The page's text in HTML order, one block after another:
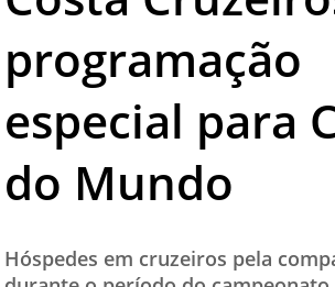
TURISMO SA TV
TESTADO E APROVADO
ÚLTIMAS NOTÍCIAS
PARCEIROS
QUEM SOMOS - EQUIPE
CONTATO
programação
especial para
do Mundo
Hóspedes em cruzeiros pela